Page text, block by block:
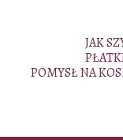
JAK
POMYSŁ NA